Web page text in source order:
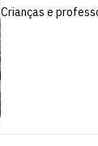
Crianças e